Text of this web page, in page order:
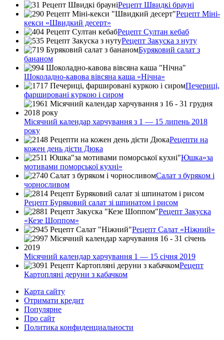
Рецепт Швидкі брауні
Рецепт Міні-
кекси «Швидкий десерт»
Рецепт Султан кебаб
Рецепт Закуска з нуту
Буряковий салат з
бананом
Шоколадно-кавова вівсяна каша «Нічна»
Печериці,
фаршировані куркою і сиром
Місячний календар харчування з 1 — 15 липень 2018
року
Рецепти на
кожен день дієти Дюка
Юшка»за
мотивами поморської кухні»
Салат з буряком і
чорносливом
Рецепт Буряковий салат зі шпинатом і рисом
Рецепт Закуска
«Кезе Шоппом»
Рецепт Салат «Ніжний»
Місячний календар харчування 1 — 15 січня 2019
Рецепт
Картопляні деруни з кабачком
Карта сайту
Отримати кредит
Популярне
Про сайт
Политика конфиденциальности